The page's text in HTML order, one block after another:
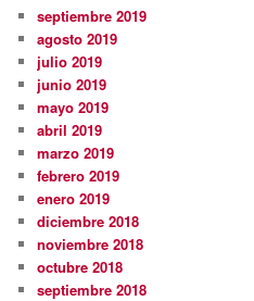
septiembre 2019
agosto 2019
julio 2019
junio 2019
mayo 2019
abril 2019
marzo 2019
febrero 2019
enero 2019
diciembre 2018
noviembre 2018
octubre 2018
septiembre 2018